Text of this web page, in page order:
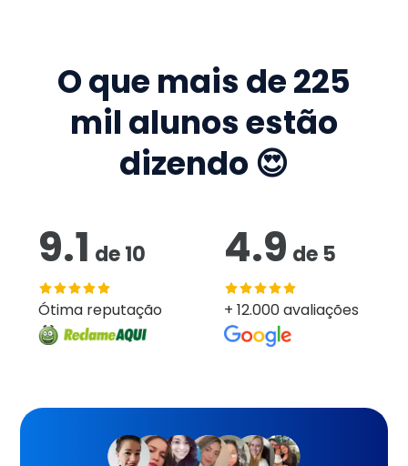
O que mais de225
mil alunos estão
dizendo 😍
9.1 de10
Ótima reputação
4.9 de 5
+ 12.000 avaliações